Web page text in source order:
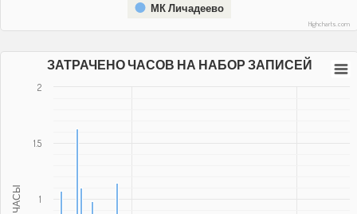
МК Личадеево
Highcharts.com
ЧАСЫ
ЗАТРАЧЕНО ЧАСОВ НА НАБОР ЗАПИСЕЙ
1
1.5
2